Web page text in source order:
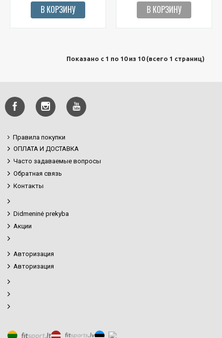
В КОРЗИНУ В КОРЗИНУ
Показано с 1 по 10 из 10 (всего 1 страниц)
Правила покупки
ОПЛАТА И ДОСТАВКА
Часто задаваемые вопросы
Обратная связь
Контакты
Didmeninė prekyba
Акции
Авторизация
Авторизация